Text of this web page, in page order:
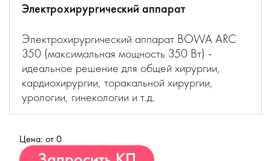
Электрохирургический аппарат
Электрохирургический аппарат BOWA ARC
350 (максимальная мощность 350 Вт) -
идеальное решение для общей хирургии,
кардиохирургии, торакальной хирургии,
урологии, гинекологии и т.д.
Цена: от 0